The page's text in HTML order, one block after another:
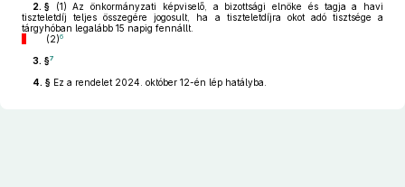
2. § (1) Az önkormányzati képviselő, a bizottsági elnöke és tagja a havi
tiszteletdíj teljes összegére jogosult, ha a tiszteletdíjra okot adó tisztsége a
tárgyhóban legalább 15 napig fennállt.
(2)6
3. §7
4. § Ez a rendelet 2024. október 12-én lép hatályba.